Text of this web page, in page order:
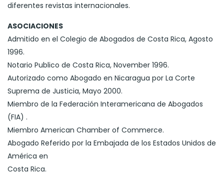
diferentes revistas internacionales.
ASOCIACIONES
Admitido en el Colegio de Abogados de Costa Rica, Agosto
1996.
Notario Publico de Costa Rica, November 1996.
Autorizado como Abogado en Nicaragua por La Corte
Suprema de Justicia, Mayo 2000.
Miembro de la Federación Interamericana de Abogados
(FIA) .
Miembro American Chamber of Commerce.
Abogado Referido por la Embajada de los Estados Unidos de
América en
Costa Rica.